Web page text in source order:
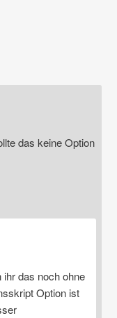
das keine Option
das noch ohne
Option ist